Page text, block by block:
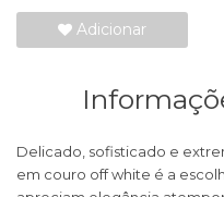
Adicionar
Delicado, sofisticado e
em couro off white é a